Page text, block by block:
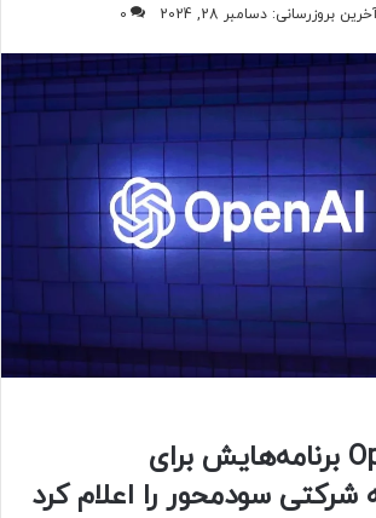
بروزرسانی: دسامبر 28, 2024 0
رسمی: OpenAI برنامه‌هایش برای
سودمحور را اعلام کرد